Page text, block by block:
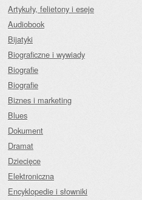
Artykuły, felietony i eseje
Audiobook
Bijatyki
Biograficzne i wywiady
Biografie
Biografie
Biznes i marketing
Blues
Dokument
Dramat
Dziecięce
Elektroniczna
Encyklopedie i słowniki